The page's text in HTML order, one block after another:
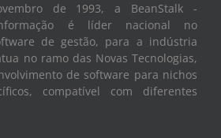
de 1993, a BeanStalk -
é líder nacional no
de gestão, para a indústria
no ramo das Novas Tecnologias,
de software para nichos
compatível com diferentes